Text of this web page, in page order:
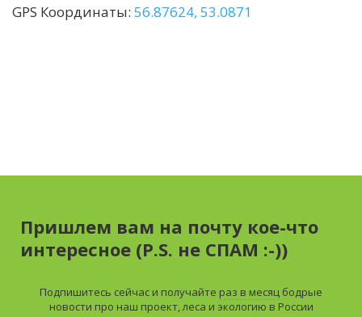
GPS Координаты: 56.87624, 53.0871
Пришлем вам на почту кое-что
интересное (P.S. не СПАМ :-))
Подпишитесь сейчас и получайте раз в месяц бодрые
новости про наш проект, леса и экологию в России